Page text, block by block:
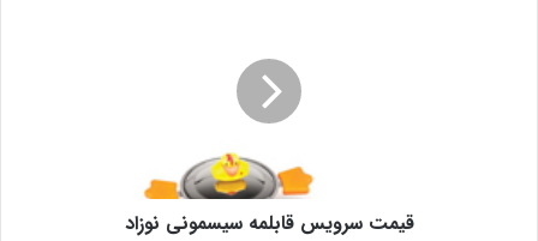
قیمت سرویس قابلمه سیسمونی نوزاد